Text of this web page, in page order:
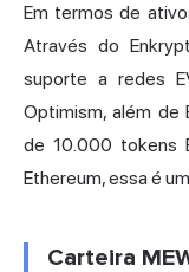
Em termos de
Através do
suporte a redes
Optimism, além de
de 10.000 tokens
Ethereum, essa é
Carteira